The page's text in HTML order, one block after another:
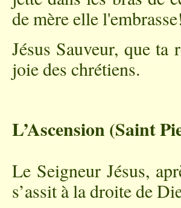
de mère elle l'embrasse!
Jésus Sauveur, que ta
joie des chrétiens.
L’Ascension (Saint
Le Seigneur Jésus,
s’assit à la droite de